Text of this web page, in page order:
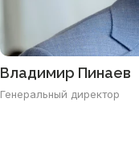
Владимир Пинаев
Генеральный директор